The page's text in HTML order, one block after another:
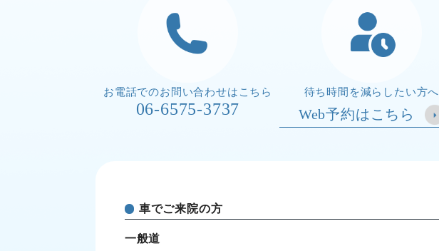
お電話でのお問い合わせはこちら
06-6575-3737
待ち時間を減らしたい方へ
Web予約はこちら
車でご来院の方
一般道